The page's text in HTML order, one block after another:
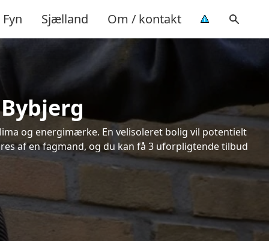
Fyn Sjælland Om / kontakt
og energimærke. En velisoleret bolig vil potentielt
af en fagmand, og du kan få 3 uforpligtende tilbud